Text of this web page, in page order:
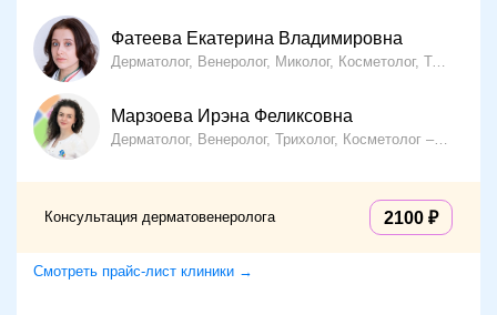
Фатеева Екатерина Владимировна
Дерматолог, Венеролог, Миколог, Косметолог, Трихолог
Марзоева Ирэна Феликсовна
Дерматолог, Венеролог, Трихолог, Косметолог
Консультация дерматовенеролога 2100
Смотреть прайс-лист клиники →